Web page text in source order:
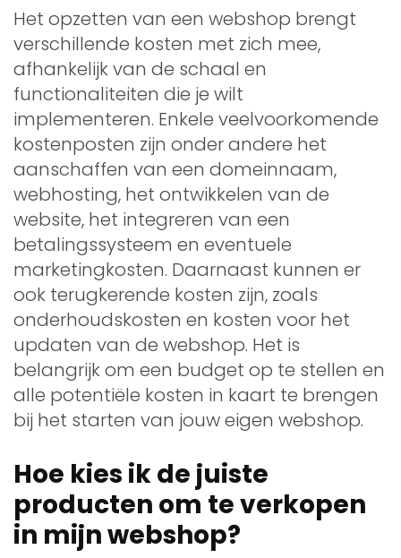
Het opzetten van een webshop brengt
verschillende kosten met zich mee,
afhankelijk van de schaal en
functionaliteiten die je wilt
implementeren. Enkele veelvoorkomende
kostenposten zijn onder andere het
aanschaffen van een domeinnaam,
webhosting, het ontwikkelen van de
website, het integreren van een
betalingssysteem en eventuele
marketingkosten. Daarnaast kunnen er
ook terugkerende kosten zijn, zoals
onderhoudskosten en kosten voor het
updaten van de webshop. Het is
belangrijk om een budget op te stellen en
alle potentiële kosten in kaart te brengen
bij het starten van jouw eigen webshop.
Hoe kies ik de juiste
producten om te verkopen
in mijn webshop?